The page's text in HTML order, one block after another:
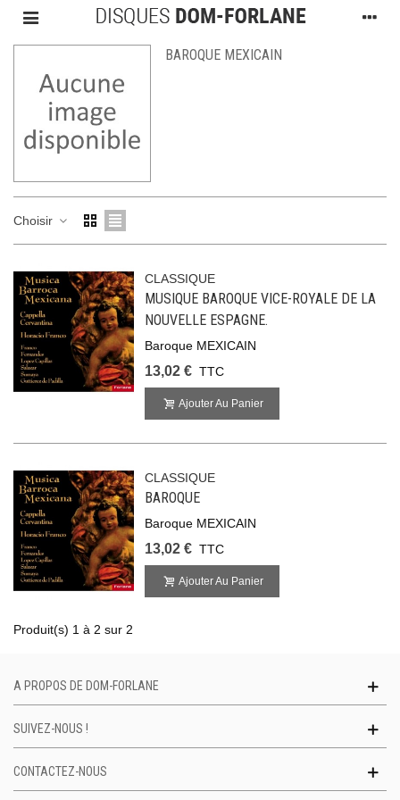
BAROQUE MEXICAIN
Choisir
CLASSIQUE
MUSIQUE BAROQUE VICE-ROYALE DE LA
NOUVELLE ESPAGNE.
Baroque MEXICAIN
13,02 € TTC
Ajouter Au Panier
CLASSIQUE
BAROQUE
Baroque MEXICAIN
13,02 € TTC
Ajouter Au Panier
Produit(s) 1 à 2 sur 2
A PROPOS DE DOM-FORLANE
SUIVEZ-NOUS !
CONTACTEZ-NOUS